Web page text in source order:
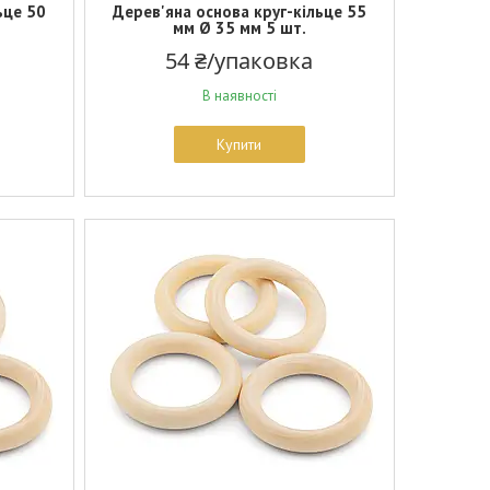
50 Дерев'яна основа круг-кільце 55
мм Ø 35 мм 5 шт.
54 ₴/упаковка
В наявності
Купити